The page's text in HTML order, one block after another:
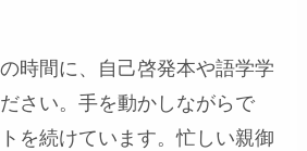
時間に、自己啓発本や語学学
さい。手を動かしながらで
を続けています。忙しい親御